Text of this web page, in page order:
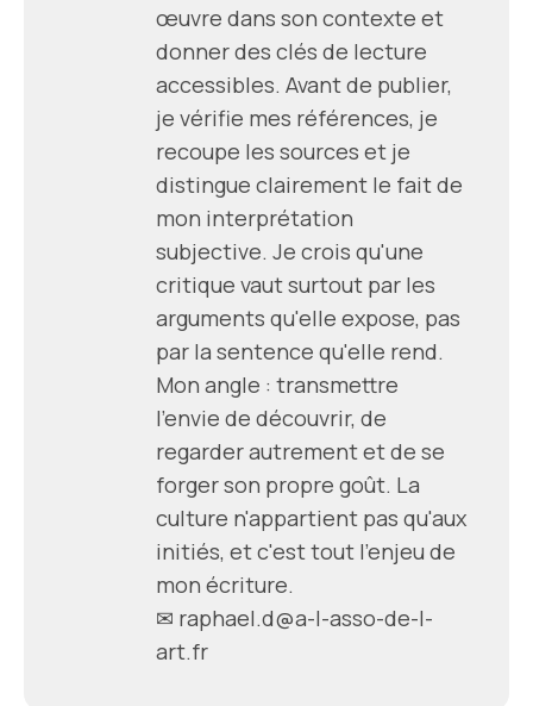
œuvre dans son contexte et
donner des clés de lecture
accessibles. Avant de publier,
je vérifie mes références, je
recoupe les sources et je
distingue clairement le fait de
mon interprétation
subjective. Je crois qu'une
critique vaut surtout par les
arguments qu'elle expose, pas
par la sentence qu'elle rend.
Mon angle : transmettre
l'envie de découvrir, de
regarder autrement et de se
forger son propre goût. La
culture n'appartient pas qu'aux
initiés, et c'est tout l'enjeu de
mon écriture.
✉ raphael.d@a-l-asso-de-l-
art.fr